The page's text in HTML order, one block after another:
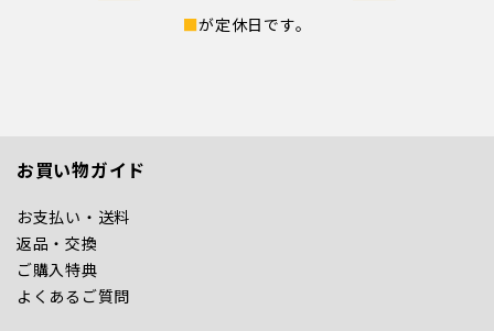
■が定休日です。
お買い物ガイド
お支払い・送料
返品・交換
ご購入特典
よくあるご質問